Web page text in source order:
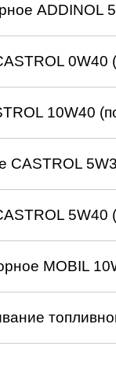
ADDINOL
0W40
10W40
CASTROL
5W40
MOBIL